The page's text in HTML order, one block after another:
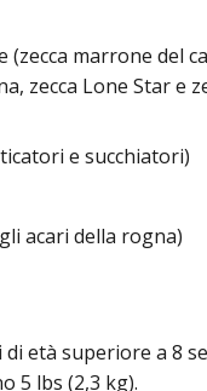
(zecca marrone del
zecca Lone Star e
e succhiatori)
acari della rogna)
di età superiore a 8
5 lbs (2,3 kg).